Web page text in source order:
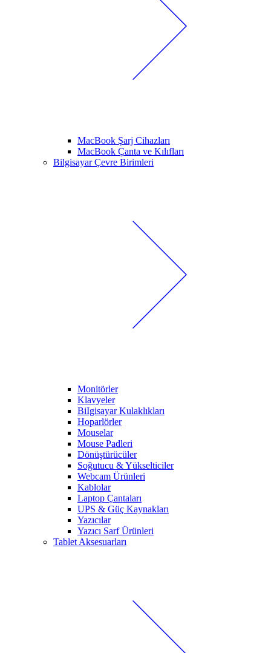
MacBook Şarj Cihazları
MacBook Çanta ve Kılıfları
Bilgisayar Çevre Birimleri
Monitörler
Klavyeler
BiIgisayar Kulaklıkları
Hoparlörler
Mouselar
Mouse Padleri
Dönüştürücüler
Soğutucu & Yükselticiler
Webcam Ürünleri
Kablolar
Laptop Çantaları
UPS & Güç Kaynakları
Yazıcılar
Yazıcı Sarf Ürünleri
Tablet Aksesuarları